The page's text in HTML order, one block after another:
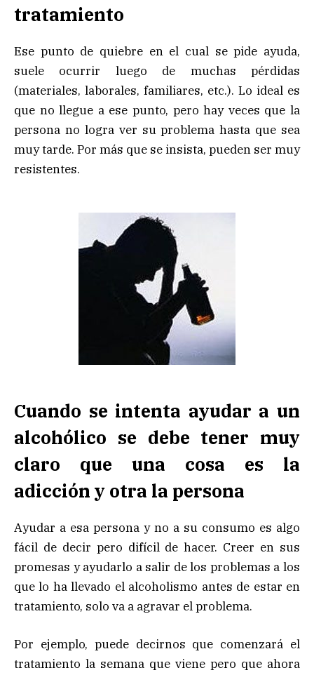
tratamiento
Ese punto de quiebre en el cual se pide ayuda,
suele ocurrir luego de muchas pérdidas
(materiales, laborales, familiares, etc.). Lo ideal es
que no llegue a ese punto, pero hay veces que la
persona no logra ver su problema hasta que sea
muy tarde. Por más que se insista, pueden ser muy
resistentes.
Cuando se intenta ayudar a un
alcohólico se debe tener muy
claro que una cosa es la
adicción y otra la persona
Ayudar a esa persona y no a su consumo es algo
fácil de decir pero difícil de hacer. Creer en sus
promesas y ayudarlo a salir de los problemas a los
que lo ha llevado el alcoholismo antes de estar en
tratamiento, solo va a agravar el problema.
Por ejemplo, puede decirnos que comenzará el
tratamiento la semana que viene pero que ahora